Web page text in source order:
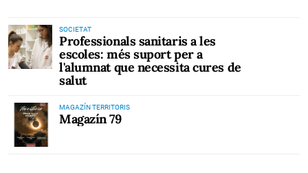
SOCIETAT
Professionals sanitaris a les
escoles: més suport per a
l'alumnat que necessita cures de
salut
MAGAZÍN TERRITORIS
Magazín 79